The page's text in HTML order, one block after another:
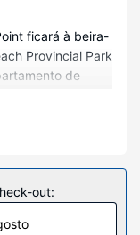
ficará à beira-
Provincial Park
de
The Myriad
quiser preparar
a uma
de ecrã plano
out: